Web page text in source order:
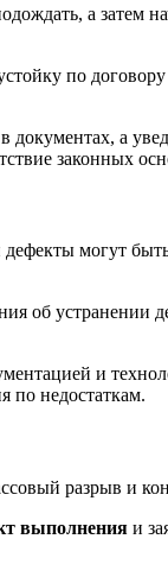
а затем
по
а
законных
могут
об
и
по недостаткам.
разрыв и
выполнения и